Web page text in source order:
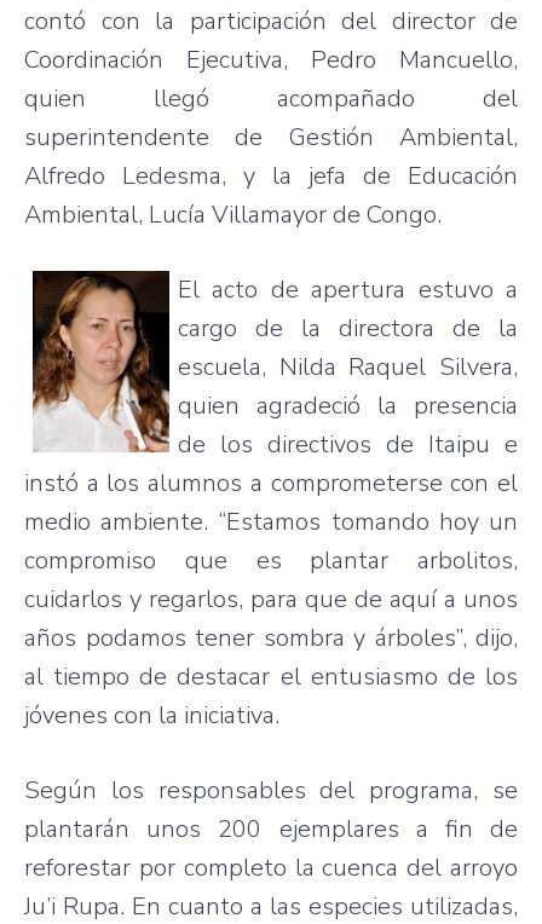
contó con la participación del director de
Coordinación Ejecutiva, Pedro Mancuello,
quien llegó acompañado del
superintendente de Gestión Ambiental,
Alfredo Ledesma, y la jefa de Educación
Ambiental, Lucía Villamayor de Congo.
El acto de apertura estuvo a
cargo de la directora de la
escuela, Nilda Raquel Silvera,
quien agradeció la presencia
de los directivos de Itaipu e
instó a los alumnos a comprometerse con el
medio ambiente. “Estamos tomando hoy un
compromiso que es plantar arbolitos,
cuidarlos y regarlos, para que de aquí a unos
años podamos tener sombra y árboles”, dijo,
al tiempo de destacar el entusiasmo de los
jóvenes con la iniciativa.
Según los responsables del programa, se
plantarán unos 200 ejemplares a fin de
reforestar por completo la cuenca del arroyo
Ju’i Rupa. En cuanto a las especies utilizadas,